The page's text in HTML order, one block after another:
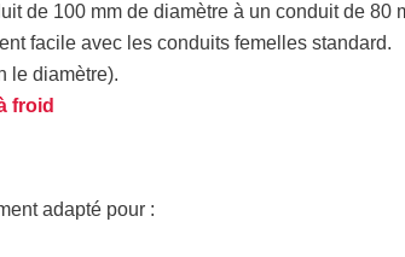
de 100 mm de diamètre à un conduit de 80
facile avec les conduits femelles standard.
le diamètre).
froid
adapté pour :